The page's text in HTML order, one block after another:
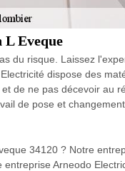
L Eveque
du risque. Laissez
dispose des
de ne pas décevoir au
de pose et
34120 ? Notre
Arneodo